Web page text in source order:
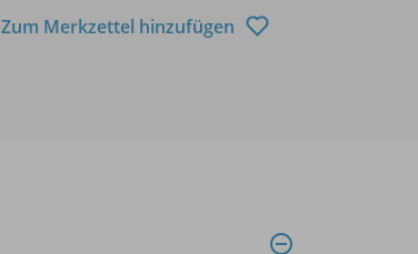
Zum Merkzettel hinzufügen